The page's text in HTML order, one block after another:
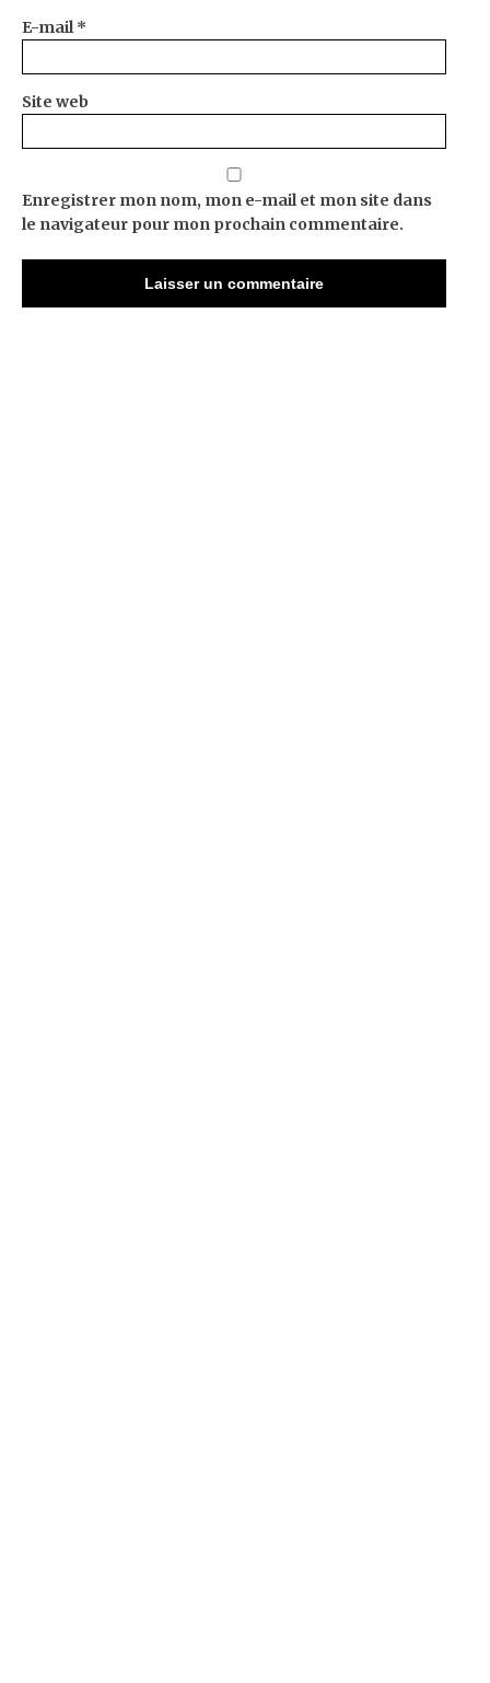
E-mail*
Site web
Enregistrer mon nom, mon e-mail et mon site dans
le navigateur pour mon prochain commentaire.